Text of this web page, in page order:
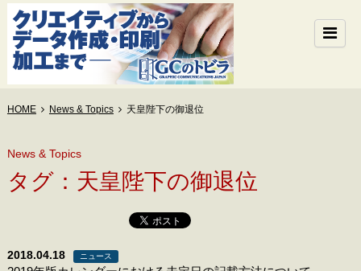
HOME News & Topics 天皇陛下の御退位
News & Topics
タグ：天皇陛下の御退位
2018.04.18 ニュース